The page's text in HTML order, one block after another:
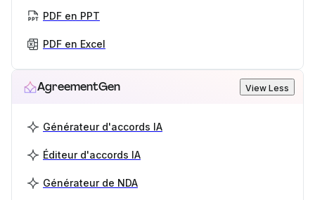
PDF en PPT
PDF en Excel
AgreementGen View Less
Générateur d'accords IA
Éditeur d'accords IA
Générateur de NDA